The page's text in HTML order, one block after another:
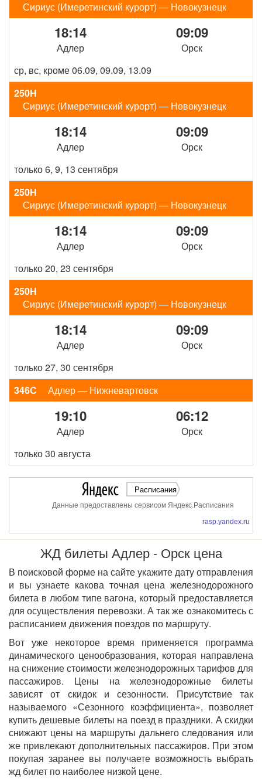
Сириус (Имеретинский курорт) — Новокузнецк
18:14
Адлер
09:09
Орск
ср, вс, кроме 06.09, 09.09, 13.09
250Н
Сириус (Имеретинский курорт) — Новокузнецк
18:14
Адлер
09:09
Орск
только 6, 9, 13 сентября
250Н
Сириус (Имеретинский курорт) — Новокузнецк
18:14
Адлер
09:09
Орск
только 20, 23 сентября
250Н
Сириус (Имеретинский курорт) — Новокузнецк
18:14
Адлер
09:09
Орск
только 27, 30 сентября
346С
Адлер — Нижневартовск
19:10
Адлер
06:12
Орск
только 30 августа
Расписания
Данные предоставлены сервисом Яндекс.Расписания
rasp.yandex.ru
ЖД билеты Адлер - Орск цена
В поисковой форме на сайте укажите дату отправления
и вы узнаете какова точная цена железнодорожного
билета в любом типе вагона, который предоставляется
для осуществления перевозки. А так же ознакомитесь с
расписанием движения поездов по маршруту.
Вот уже некоторое время применяется программа
динамического ценообразования, которая направлена
на снижение стоимости железнодорожных тарифов для
пассажиров. Цены на железнодорожные билеты
зависят от скидок и сезонности. Присутствие так
называемого «Сезонного коэффициента», позволяет
купить дешевые билеты на поезд в праздники. А скидки
снижают цены на маршруты дальнего следования или
же привлекают дополнительных пассажиров. При этом
покупая заранее вы получаете возможность выбрать
жд билет по наиболее низкой цене.